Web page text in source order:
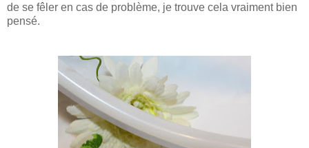
de se fêler en cas de problème, je trouve cela vraiment bien
pensé.